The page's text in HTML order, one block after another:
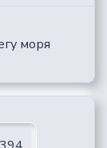
моря